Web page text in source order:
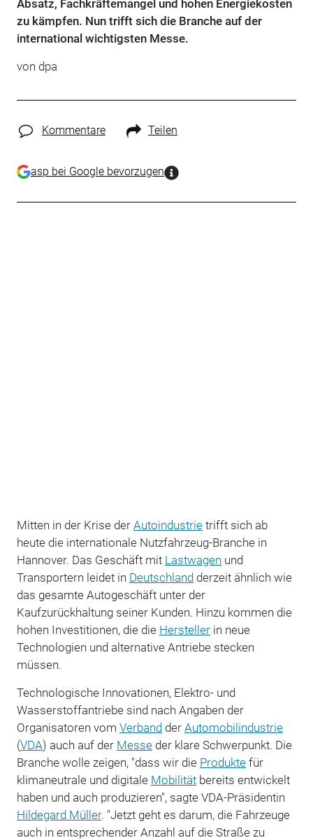
Absatz, Fachkräftemangel und hohen Energiekosten
zu kämpfen. Nun trifft sich die Branche auf der
international wichtigsten Messe.
von dpa
Kommentare Teilen
asp bei Google bevorzugen
Mitten in der Krise der Autoindustrietrifft sich ab
heute die internationale Nutzfahrzeug-Branche in
Hannover. Das Geschäft mit Lastwagen und
Transportern leidet in Deutschlandderzeit ähnlich wie
das gesamte Autogeschäft unter der
Kaufzurückhaltung seiner Kunden. Hinzu kommen die
hohen Investitionen, die die Herstellerin neue
Technologien und alternative Antriebe stecken
müssen.
Technologische Innovationen, Elektro- und
Wasserstoffantriebe sind nach Angaben der
Organisatoren vom Verbandder Automobilindustrie
(VDA) auch auf der Messeder klare Schwerpunkt. Die
Branche wolle zeigen, "dass wir die Produktefür
klimaneutrale und digitale Mobilitätbereits entwickelt
haben und auch produzieren", sagte VDA-Präsidentin
Hildegard Müller. "Jetzt geht es darum, die Fahrzeuge
auch in entsprechender Anzahl auf die Straße zu